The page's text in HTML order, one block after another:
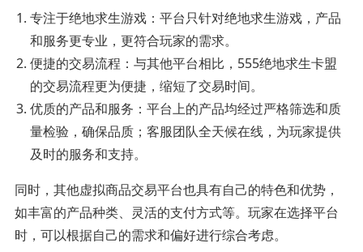
专注于绝地求生游戏：平台只针对绝地求生游戏，产品
和服务更专业，更符合玩家的需求。
便捷的交易流程：与其他平台相比，555绝地求生卡盟
的交易流程更为便捷，缩短了交易时间。
优质的产品和服务：平台上的产品均经过严格筛选和质
量检验，确保品质；客服团队全天候在线，为玩家提供
及时的服务和支持。
同时，其他虚拟商品交易平台也具有自己的特色和优势，
如丰富的产品种类、灵活的支付方式等。玩家在选择平台
时，可以根据自己的需求和偏好进行综合考虑。